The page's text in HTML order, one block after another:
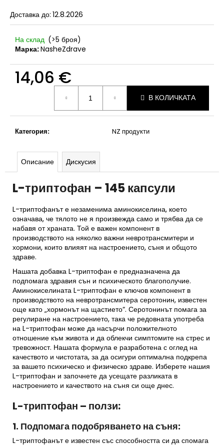
Доставка до: 12.8.2026
На склад (>5 броя)
Марка:NasheZdrave
14,06 €
В КОЛИЧКАТА
Категория: NZ продукти
Описание Дискусия
L-триптофан – 145 капсули
L-триптофанът е незаменима аминокиселина, което
означава, че тялото не я произвежда само и трябва да се
набавя от храната. Той е важен компонент в
производството на няколко важни невротрансмитери и
хормони, които влияят на настроението, съня и общото
здраве.
Нашата добавка L-триптофан е предназначена да
подпомага здравия сън и психическото благополучие.
Аминокиселината L-триптофан е ключов компонент в
производството на невротрансмитера серотонин, известен
още като „хормонът на щастието“. Серотонинът помага за
регулиране на настроението, така че редовната употреба
на L-триптофан може да насърчи положителното
отношение към живота и да облекчи симптомите на стрес и
тревожност. Нашата формула е разработена с оглед на
качеството и чистотата, за да осигури оптимална подкрепа
за вашето психическо и физическо здраве. Изберете нашия
L-триптофан и започнете да усещате разликата в
настроението и качеството на съня си още днес.
L-триптофан – ползи:
1. Подпомага подобряването на съня:
L-триптофанът е известен със способността си да спомага